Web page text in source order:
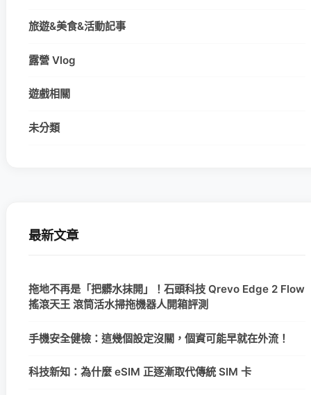
旅遊&美食&活動記事
露營 Vlog
遊戲相關
未分類
最新文章
拖地不再是「把髒水抹開」！石頭科技 Qrevo Edge 2 Flow
搖滾天王 滾筒活水掃拖機器人開箱評測
手機安全健檢：這幾個設定沒關，個資可能早就在外流！
科技新知：為什麼 eSIM 正逐漸取代傳統 SIM 卡